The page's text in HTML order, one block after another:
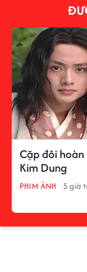
Cặp đôi
Kim Dung
PHIM ẢNH 5 giờ